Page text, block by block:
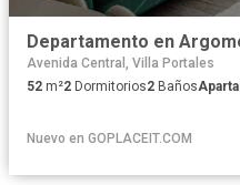
Departamento en
Avenida Central, Villa Portales
52 m²2 Dormitorios2 Baños
Nuevo en GOPLACEIT.COM